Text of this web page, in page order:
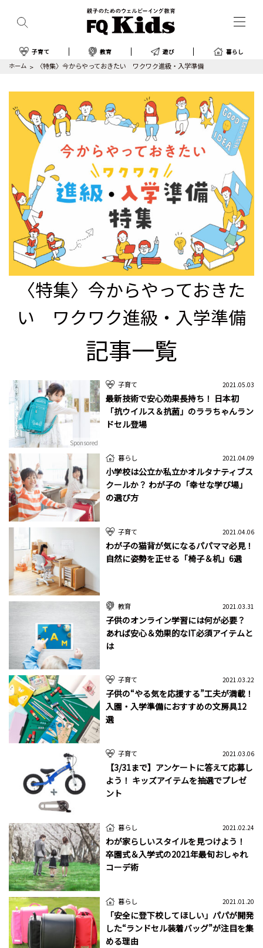
子育て 教育 遊び 暮らし
ホーム 〈特集〉今からやっておきたい ワクワク進級・入学準備
〈特集〉今からやっておきた
い ワクワク進級・入学準備
記事一覧
子育て 2021.05.03
最新技術で安心効果長持ち！ 日本初
「抗ウイルス＆抗菌」のララちゃんラン
ドセル登場
Sponsored
暮らし 2021.04.09
小学校は公立か私立かオルタナティブス
クールか？ わが子の「幸せな学び場」
の選び方
子育て 2021.04.06
わが子の猫背が気になるパパママ必見！
自然に姿勢を正せる「椅子＆机」6選
教育 2021.03.31
子供のオンライン学習には何が必要？
あれば安心＆効果的なIT必須アイテムと
は
子育て 2021.03.22
子供の“やる気を応援する”工夫が満載！
入園・入学準備におすすめの文房具12
選
子育て 2021.03.06
【3/31まで】アンケートに答えて応募し
よう！ キッズアイテムを抽選でプレゼ
ント
暮らし 2021.02.24
わが家らしいスタイルを見つけよう！
卒園式＆入学式の2021年最旬おしゃれ
コーデ術
暮らし 2021.01.20
「安全に登下校してほしい」パパが開発
した“ランドセル装着バッグ”が注目を集
める理由